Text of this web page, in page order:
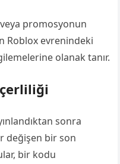
promosyonun
Roblox evrenindeki
olanak tanır.
sonra
değişen bir son
bir kodu